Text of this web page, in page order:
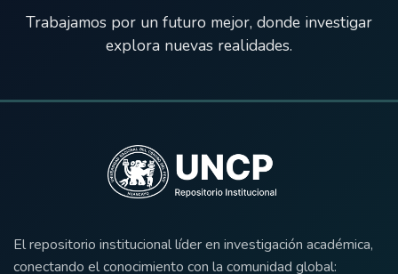
Trabajamos por un futuro mejor, donde investigar
explora nuevas realidades.
El repositorio institucional líder en investigación académica,
conectando el conocimiento con la comunidad global: